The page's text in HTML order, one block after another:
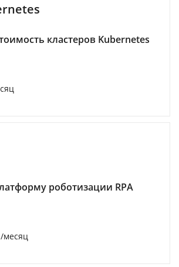
кластеров Kubernetes
роботизации RPA
месяц